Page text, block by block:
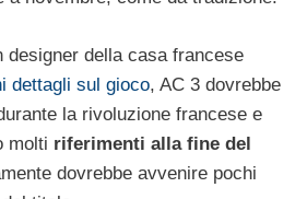
designer della casa francese
dettagli sul gioco, AC 3 dovrebbe
la rivoluzione francese e
molti riferimenti alla fine del
dovrebbe avvenire pochi